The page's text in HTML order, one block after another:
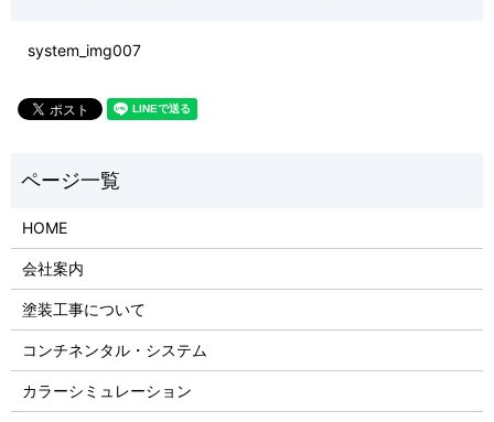
system_img007
HOME
会社案内
塗装工事について
コンチネンタル・システム
カラーシミュレーション